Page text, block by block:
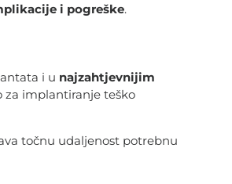
i pogreške.
i u najzahtjevnijim
za implantiranje teško
točnu udaljenost potrebnu